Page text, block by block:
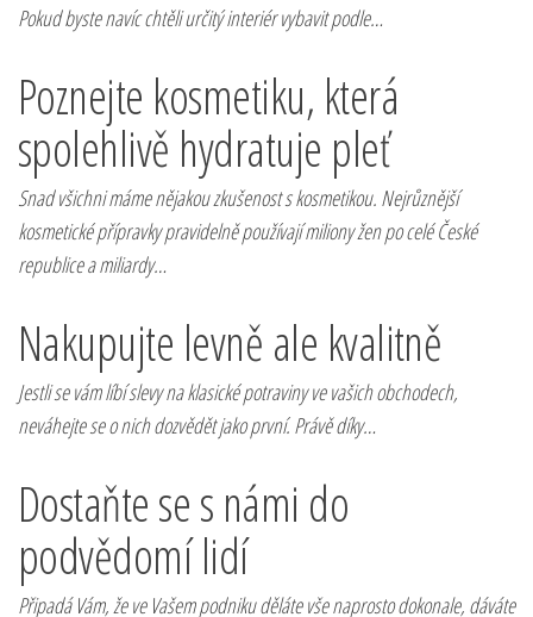
Pokud byste navíc chtěli určitý interiér vybavit podle…
Poznejte kosmetiku, která
spolehlivě hydratuje pleť
Snad všichni máme nějakou zkušenost s kosmetikou. Nejrůznější
kosmetické přípravky pravidelně používají miliony žen po celé České
republice a miliardy…
Nakupujte levně ale kvalitně
Jestli se vám líbí slevy na klasické potraviny ve vašich obchodech,
neváhejte se o nich dozvědět jako první. Právě díky…
Dostaňte se s námi do
podvědomí lidí
Připadá Vám, že ve Vašem podniku děláte vše naprosto dokonale, dáváte